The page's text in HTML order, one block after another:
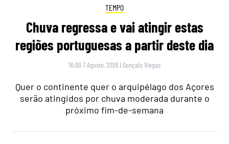
TEMPO
Chuva regressa e vai atingir estas
regiões portuguesas a partir deste dia
16:00 7 Agosto, 2026 | Gonçalo Viegas
Quer o continente quer o arquipélago dos Açores
serão atingidos por chuva moderada durante o
próximo fim-de-semana